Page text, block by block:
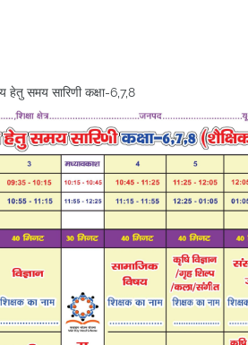
समय सारिणी कक्षा-6,7,8